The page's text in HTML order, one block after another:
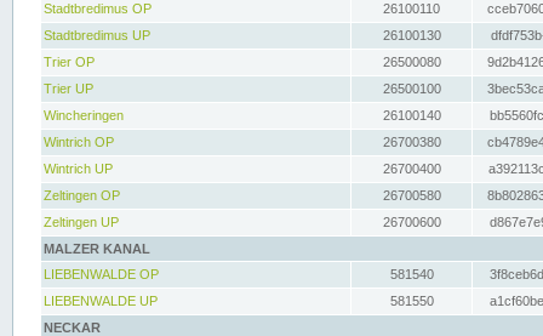
Stadtbredimus OP
26100110
Stadtbredimus UP
26100130
Trier OP
26500080
Trier UP
26500100
Wincheringen
26100140
Wintrich OP
26700380
Wintrich UP
26700400
Zeltingen OP
26700580
Zeltingen UP
26700600
MALZER KANAL
LIEBENWALDE OP
581540
LIEBENWALDE UP
581550
NECKAR